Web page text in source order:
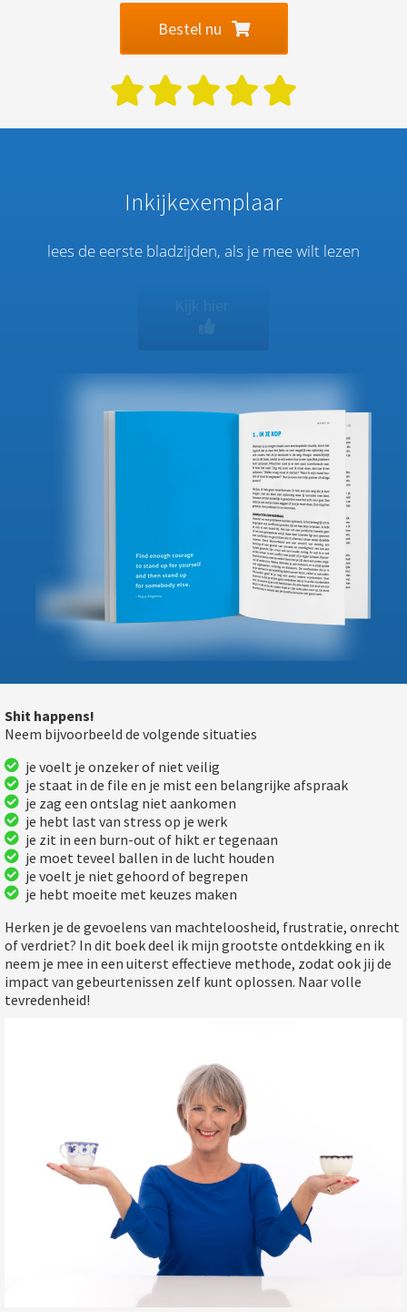
Bestel nu
Inkijkexemplaar
lees de eerste bladzijden, als je mee wilt lezen
Shit happens!
Neem bijvoorbeeld de volgende situaties
je voelt je onzeker of niet veilig
je staat in de file en je mist een belangrijke afspraak
je zag een ontslag niet aankomen
je hebt last van stress op je werk
je zit in een burn-out of hikt er tegenaan
je moet teveel ballen in de lucht houden
je voelt je niet gehoord of begrepen
je hebt moeite met keuzes maken
Herken je de gevoelens van machteloosheid, frustratie, onrecht
of verdriet? In dit boek deel ik mijn grootste ontdekking en ik
neem je mee in een uiterst effectieve methode, zodat ook jij de
impact van gebeurtenissen zelf kunt oplossen. Naar volle
tevredenheid!